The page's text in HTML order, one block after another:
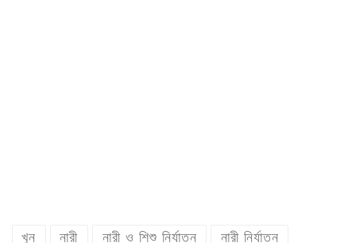
খুন নারী নারী ও শিশু নির্যাতন নারী নির্যাতন